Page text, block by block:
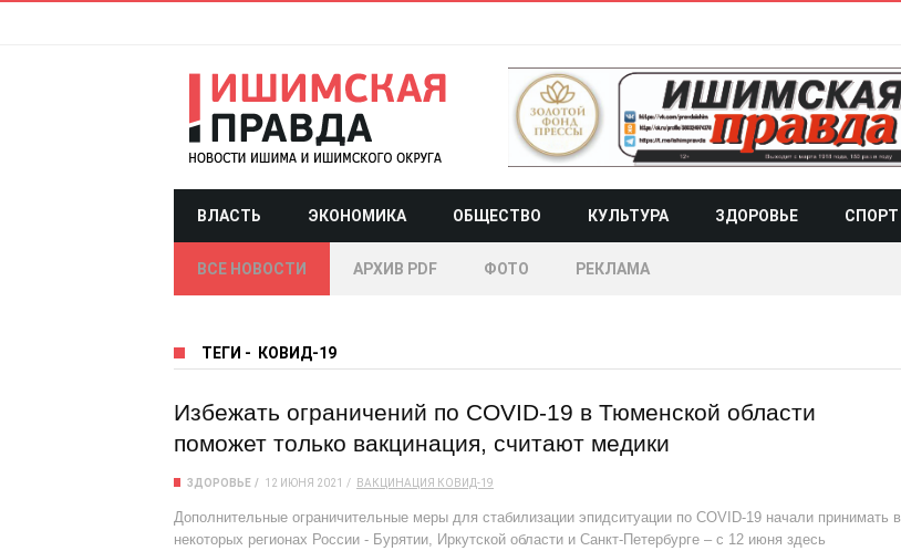
ВЛАСТЬ ЭКОНОМИКА ОБЩЕСТВО КУЛЬТУРА ЗДОРОВЬЕ СПОРТ
ВСЕ НОВОСТИ АРХИВ PDF ФОТО РЕКЛАМА
ТЕГИ - КОВИД-19
Избежать ограничений по COVID-19 в Тюменской области
поможет только вакцинация, считают медики
ЗДОРОВЬЕ 12 ИЮНЯ 2021 ВАКЦИНАЦИЯ КОВИД-19
Дополнительные ограничительные меры для стабилизации эпидситуации по COVID-19 начали принимать в
некоторых регионах России - Бурятии, Иркутской области и Санкт-Петербурге – с 12 июня здесь